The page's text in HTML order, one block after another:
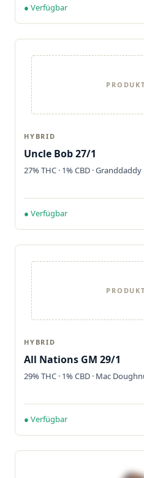
● Verfügbar
HYBRID
Uncle Bob 27/1
27% THC · 1% CBD · Granddaddy
● Verfügbar
HYBRID
All Nations GM 29/1
29% THC · 1% CBD · Mac
● Verfügbar